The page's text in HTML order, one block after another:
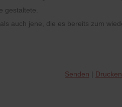
gestaltete.
auch jene, die es bereits zum
Senden Drucken